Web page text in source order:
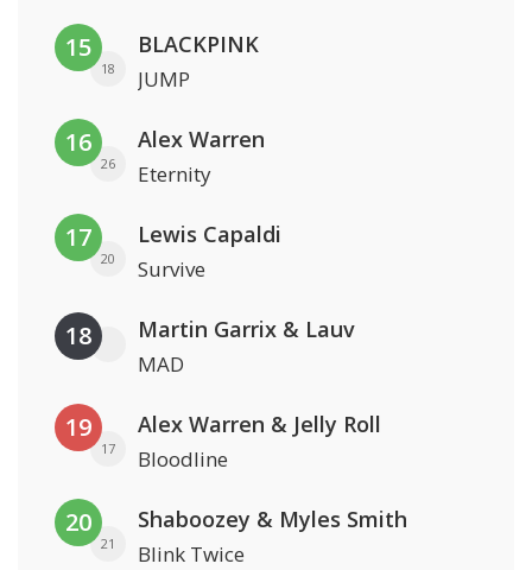
15
18
BLACKPINK
JUMP
16
26
Alex Warren
Eternity
17
20
Lewis Capaldi
Survive
18 Martin Garrix & Lauv
MAD
19
17
Alex Warren & Jelly Roll
Bloodline
20
21
Shaboozey & Myles Smith
Blink Twice